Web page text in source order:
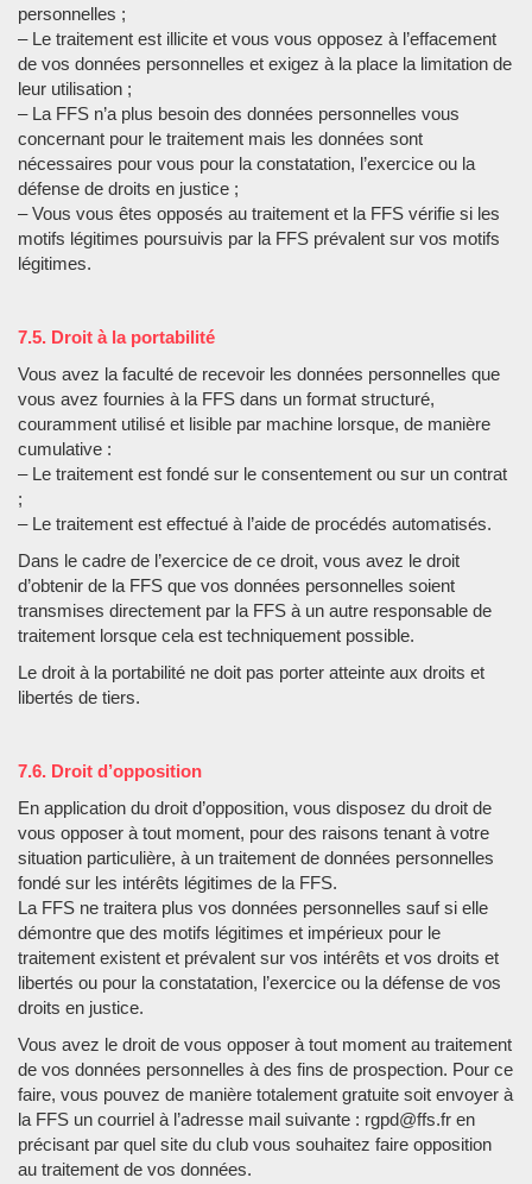
personnelles ;
– Le traitement est illicite et vous vous opposez à l’effacement
de vos données personnelles et exigez à la place la limitation de
leur utilisation ;
– La FFS n’a plus besoin des données personnelles vous
concernant pour le traitement mais les données sont
nécessaires pour vous pour la constatation, l’exercice ou la
défense de droits en justice ;
– Vous vous êtes opposés au traitement et la FFS vérifie si les
motifs légitimes poursuivis par la FFS prévalent sur vos motifs
légitimes.
7.5. Droit à la portabilité
Vous avez la faculté de recevoir les données personnelles que
vous avez fournies à la FFS dans un format structuré,
couramment utilisé et lisible par machine lorsque, de manière
cumulative :
– Le traitement est fondé sur le consentement ou sur un contrat
;
– Le traitement est effectué à l’aide de procédés automatisés.
Dans le cadre de l’exercice de ce droit, vous avez le droit
d’obtenir de la FFS que vos données personnelles soient
transmises directement par la FFS à un autre responsable de
traitement lorsque cela est techniquement possible.
Le droit à la portabilité ne doit pas porter atteinte aux droits et
libertés de tiers.
7.6. Droit d’opposition
En application du droit d’opposition, vous disposez du droit de
vous opposer à tout moment, pour des raisons tenant à votre
situation particulière, à un traitement de données personnelles
fondé sur les intérêts légitimes de la FFS.
La FFS ne traitera plus vos données personnelles sauf si elle
démontre que des motifs légitimes et impérieux pour le
traitement existent et prévalent sur vos intérêts et vos droits et
libertés ou pour la constatation, l’exercice ou la défense de vos
droits en justice.
Vous avez le droit de vous opposer à tout moment au traitement
de vos données personnelles à des fins de prospection. Pour ce
faire, vous pouvez de manière totalement gratuite soit envoyer à
la FFS un courriel à l’adresse mail suivante : rgpd@ffs.fr en
précisant par quel site du club vous souhaitez faire opposition
au traitement de vos données.